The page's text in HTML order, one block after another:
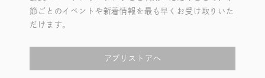
節ごとのイベントや新着情報を最も早くお受け取りいた
だけます。
アプリストアへ